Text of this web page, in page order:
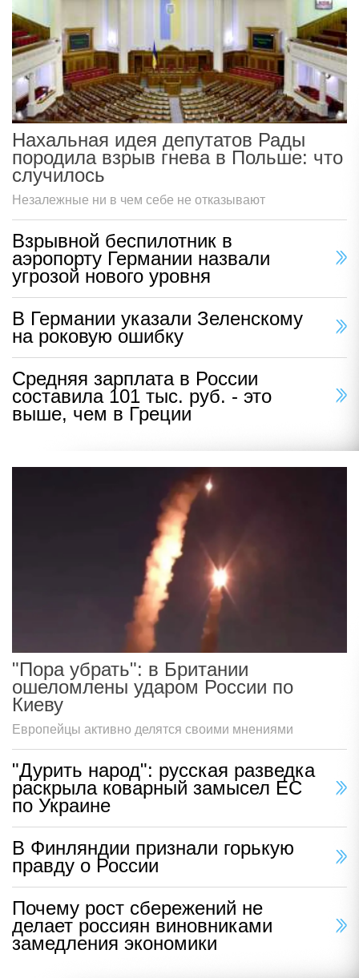
Нахальная идея депутатов Рады
породила взрыв гнева в Польше: что
случилось
Незалежные ни в чем себе не отказывают
Взрывной беспилотник в
аэропорту Германии назвали
угрозой нового уровня
В Германии указали Зеленскому
на роковую ошибку
Средняя зарплата в России
составила 101 тыс. руб. - это
выше, чем в Греции
"Пора убрать": в Британии
ошеломлены ударом России по
Киеву
Европейцы активно делятся своими мнениями
"Дурить народ": русская разведка
раскрыла коварный замысел ЕС
по Украине
В Финляндии признали горькую
правду о России
Почему рост сбережений не
делает россиян виновниками
замедления экономики